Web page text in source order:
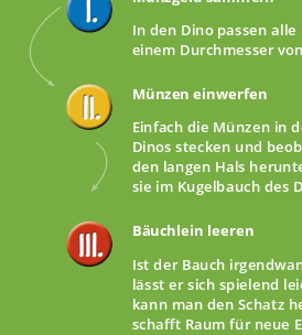
In den Dino passen
einem Durchmesser
Münzen einwerfen
Einfach die Münzen in
Dinos stecken und
den langen Hals
sie im Kugelbauch des
Bäuchlein leeren
Ist der Bauch
lässt er sich spielend
kann man den Schatz
schafft Raum für neue